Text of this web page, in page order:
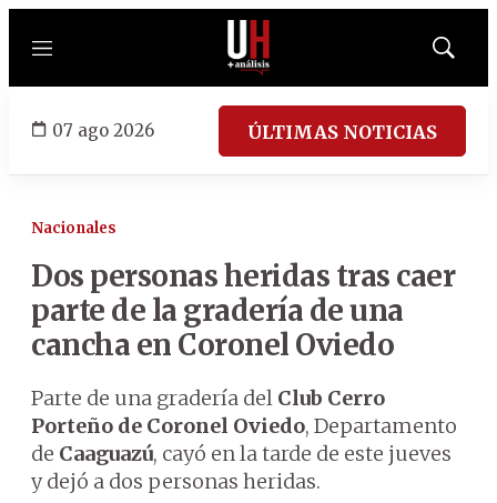
Menú
Mostrar
07 ago 2026 ÚLTIMAS NOTICIAS
Nacionales
Dos personas heridas tras caer
parte de la gradería de una
cancha en Coronel Oviedo
Parte de una gradería del Club Cerro
Porteño de Coronel Oviedo, Departamento
de Caaguazú, cayó en la tarde de este jueves
y dejó a dos personas heridas.